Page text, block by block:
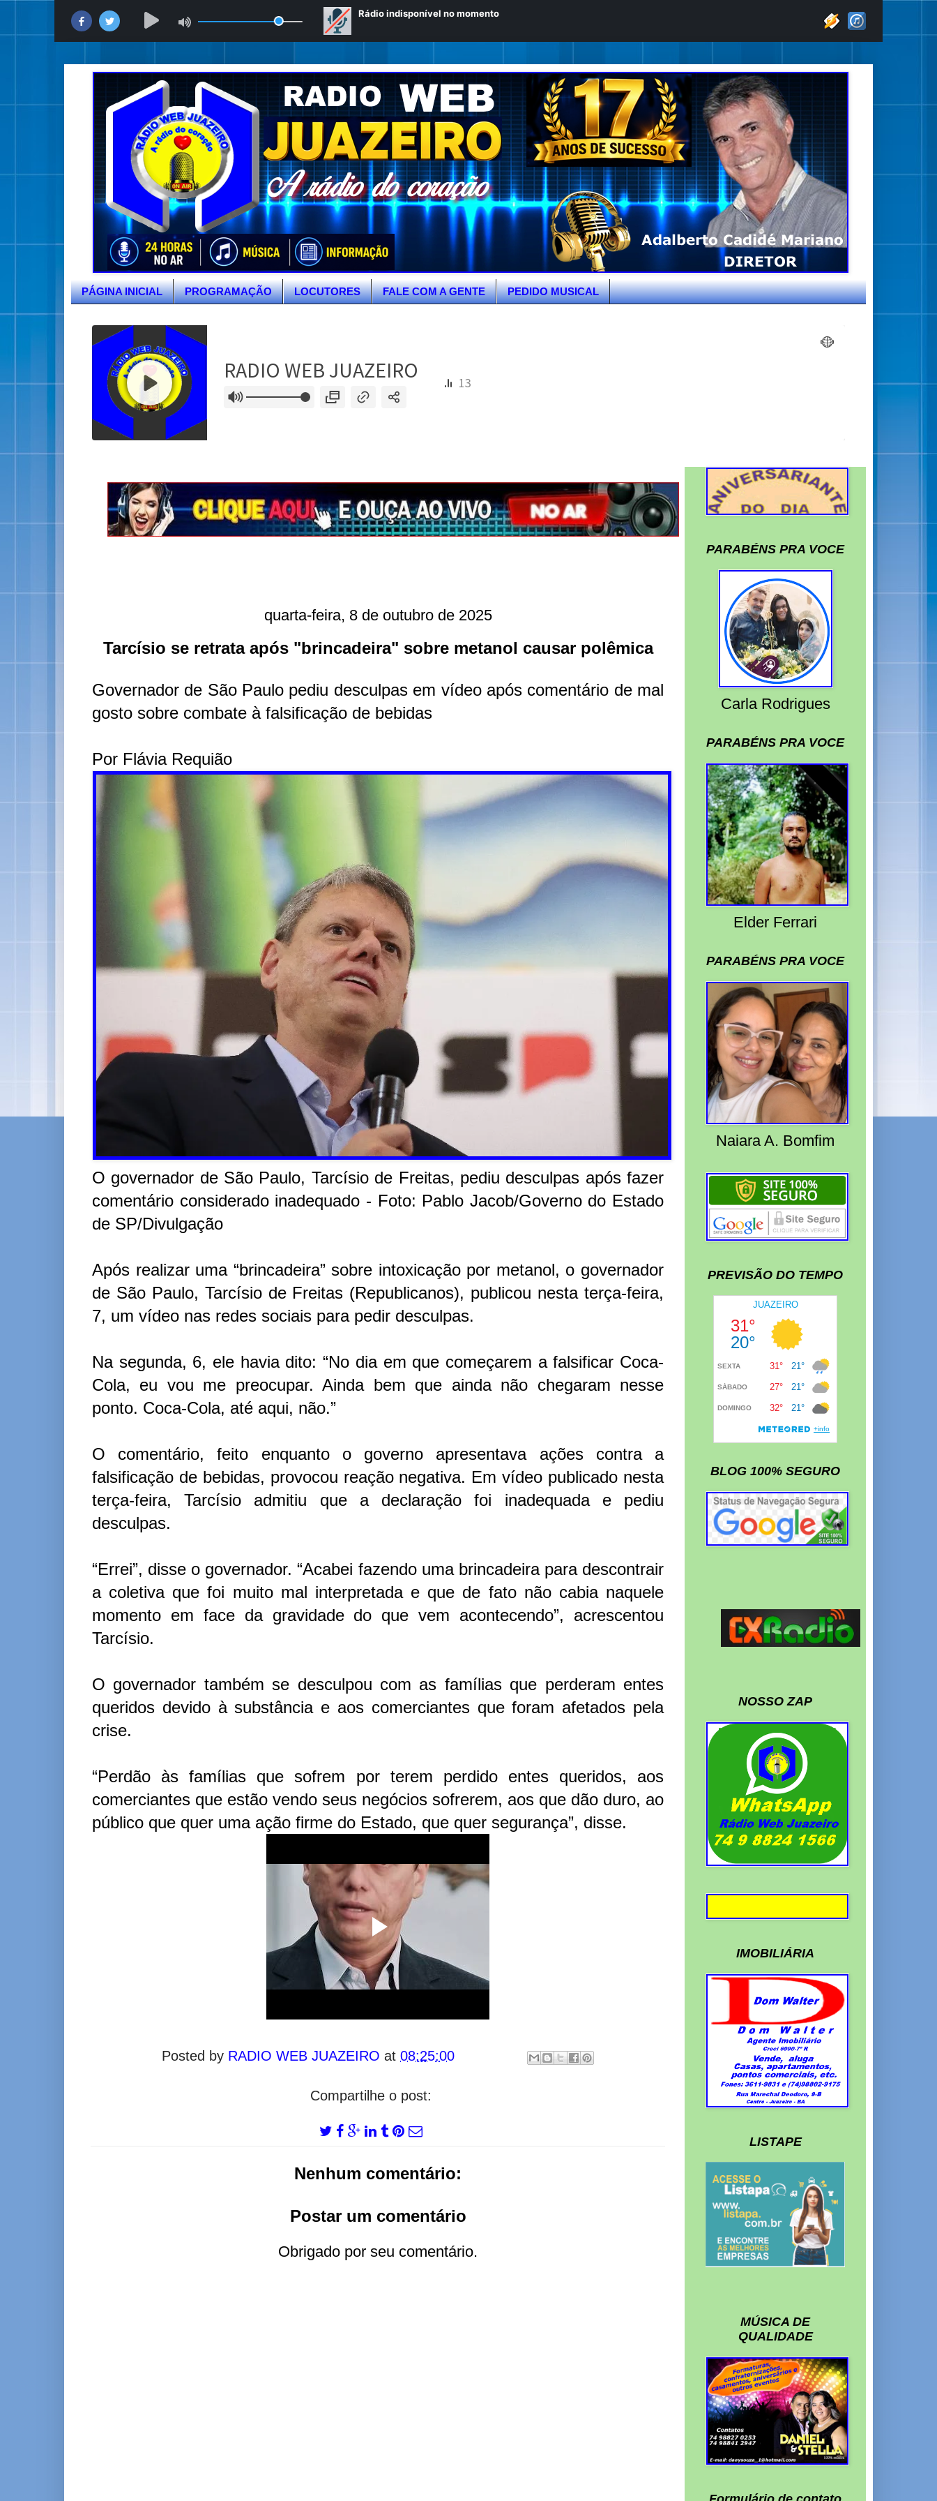
PÁGINA INICIAL PROGRAMAÇÃO LOCUTORES FALE COM A GENTE PEDIDO MUSICAL
quarta-feira, 8 de outubro de 2025
Tarcísio se retrata após "brincadeira" sobre metanol causar polêmica
Governador de São Paulo pediu desculpas em vídeo após comentário de mal
gosto sobre combate à falsificação de bebidas
Por Flávia Requião
O governador de São Paulo, Tarcísio de Freitas, pediu desculpas após fazer
comentário considerado inadequado - Foto: Pablo Jacob/Governo do Estado
de SP/Divulgação
Após realizar uma “brincadeira” sobre intoxicação por metanol, o governador
de São Paulo, Tarcísio de Freitas (Republicanos), publicou nesta terça-feira,
7, um vídeo nas redes sociais para pedir desculpas.
Na segunda, 6, ele havia dito: “No dia em que começarem a falsificar Coca-
Cola, eu vou me preocupar. Ainda bem que ainda não chegaram nesse
ponto. Coca-Cola, até aqui, não.”
O comentário, feito enquanto o governo apresentava ações contra a
falsificação de bebidas, provocou reação negativa. Em vídeo publicado nesta
terça-feira, Tarcísio admitiu que a declaração foi inadequada e pediu
desculpas.
“Errei”, disse o governador. “Acabei fazendo uma brincadeira para descontrair
a coletiva que foi muito mal interpretada e que de fato não cabia naquele
momento em face da gravidade do que vem acontecendo”, acrescentou
Tarcísio.
O governador também se desculpou com as famílias que perderam entes
queridos devido à substância e aos comerciantes que foram afetados pela
crise.
“Perdão às famílias que sofrem por terem perdido entes queridos, aos
comerciantes que estão vendo seus negócios sofrerem, aos que dão duro, ao
público que quer uma ação firme do Estado, que quer segurança”, disse.
Posted by RADIO WEB JUAZEIRO at 08:25:00
Compartilhe o post:
Nenhum comentário:
Postar um comentário
Obrigado por seu comentário.
PARABÉNS PRA VOCE
Carla Rodrigues
PARABÉNS PRA VOCE
Elder Ferrari
PARABÉNS PRA VOCE
Naiara A. Bomfim
PREVISÃO DO TEMPO
BLOG 100% SEGURO
NOSSO ZAP
IMOBILIÁRIA
LISTAPE
MÚSICA DE
QUALIDADE